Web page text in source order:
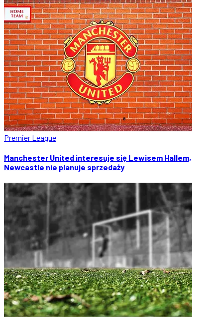
Premier League
Manchester United interesuje się Lewisem Hallem,
Newcastle nie planuje sprzedaży